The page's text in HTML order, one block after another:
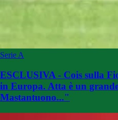
Serie A
ESCLUSIVA - Cois sulla
in Europa. Atta è un
Mastantuono..."